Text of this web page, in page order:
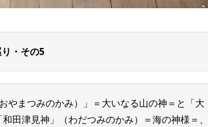
・その5
やまつみのかみ）」＝大いなる山の神＝と「大
田津見神」（わだつみのかみ）＝海の神様＝、